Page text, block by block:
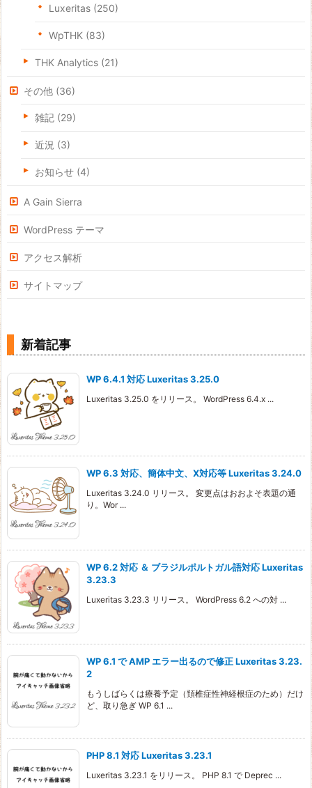
Luxeritas (250)
WpTHK (83)
THK Analytics (21)
その他 (36)
雑記 (29)
近況 (3)
お知らせ (4)
A Gain Sierra
WordPress テーマ
アクセス解析
サイトマップ
新着記事
WP 6.4.1 対応 Luxeritas 3.25.0
Luxeritas 3.25.0 をリリース。 WordPress 6.4.x ...
WP 6.3 対応、簡体中文、X対応等 Luxeritas 3.24.0
Luxeritas 3.24.0 リリース。 変更点はおおよそ表題の通
り。Wor ...
WP 6.2 対応 ＆ ブラジルポルトガル語対応 Luxeritas
3.23.3
Luxeritas 3.23.3 リリース。 WordPress 6.2 への対 ...
WP 6.1 で AMP エラー出るので修正 Luxeritas 3.23.
2
もうしばらくは療養予定（頚椎症性神経根症のため）だけ
ど、取り急ぎ WP 6.1 ...
PHP 8.1 対応 Luxeritas 3.23.1
Luxeritas 3.23.1 をリリース。 PHP 8.1 で Deprec ...